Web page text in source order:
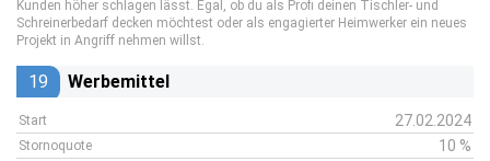
Kunden höher schlagen lässt. Egal, ob du als Profi deinen Tischler- und
Schreinerbedarf decken möchtest oder als engagierter Heimwerker ein neues
Projekt in Angriff nehmen willst.
19 Werbemittel
Start 27.02.2024
Stornoquote 10 %